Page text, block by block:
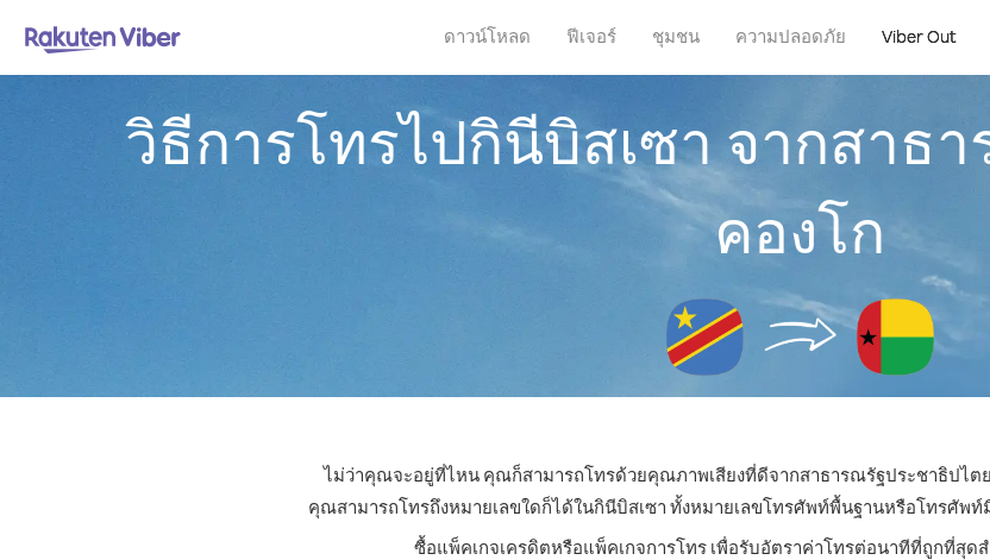
ดาวน์โหลด ฟีเจอร์ ชุมชน ความปลอดภัย Viber Out
วิธีการโทรไปกินีบิสเซา จากสาธ
คองโก
ไม่ว่าคุณจะอยู่ที่ไหน คุณก็สามารถโทรด้วยคุณภาพเสียงที่ดีจากสาธารณรัฐประชาธิปไตย
คุณสามารถโทรถึงหมายเลขใดก็ได้ในกินีบิสเซา ทั้งหมายเลขโทรศัพท์พื้นฐานหรือโทรศัพท์มื
ซื้อแพ็คเกจเครดิตหรือแพ็คเกจการโทร เพื่อรับอัตราค่าโทรต่อนาทีที่ถูกที่สุด